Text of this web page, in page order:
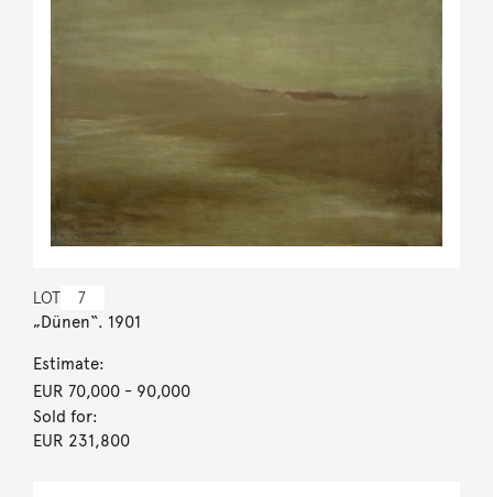
LOT 7
„Dünen“. 1901
Estimate:
EUR 70,000- 90,000
Sold for:
EUR 231,800